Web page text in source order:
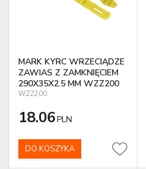
MARK KYRC WRZECIĄDZE
ZAWIAS Z ZAMKNIĘCIEM
290X35X2.5 MM WZZ200
WZZ200
18.06PLN
DO KOSZYKA